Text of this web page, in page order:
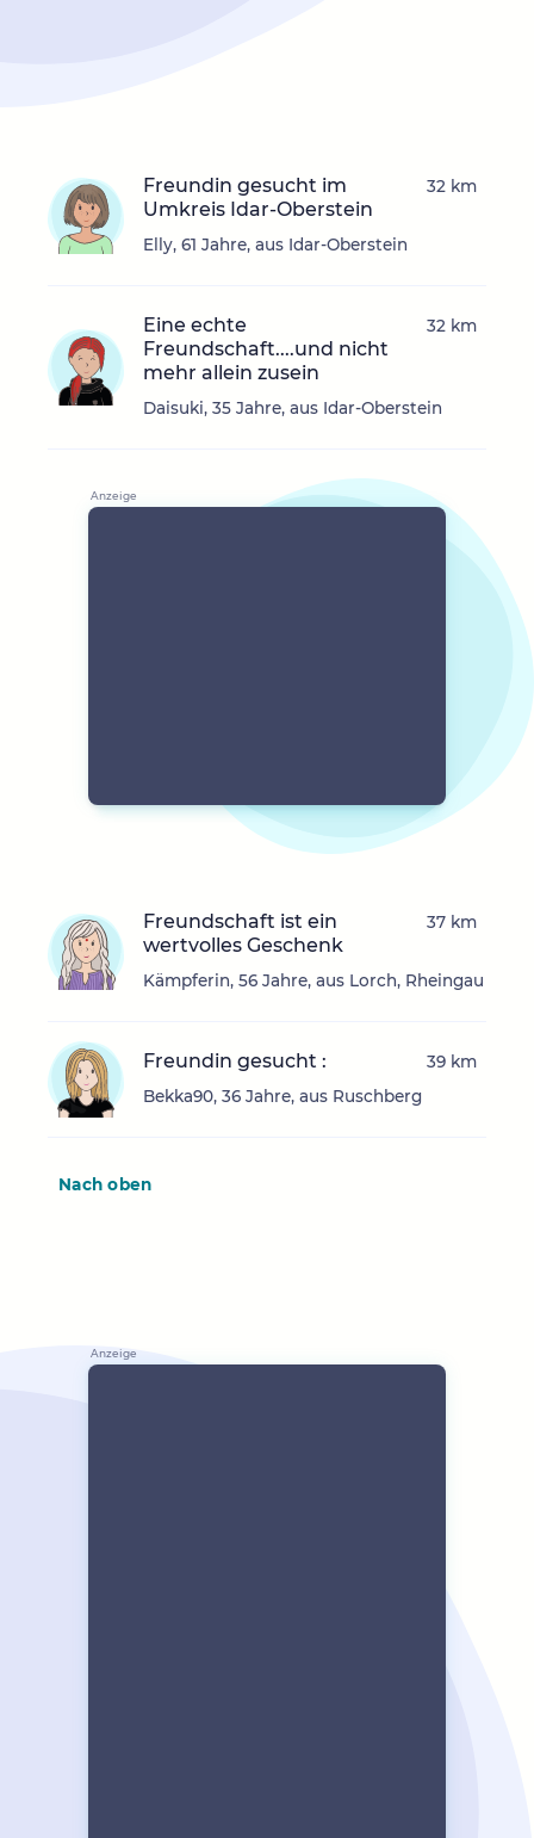
Freundin gesucht im
Umkreis Idar-Oberstein
Elly, 61 Jahre, aus Idar-Oberstein
32 km
Eine echte
Freundschaft....und nicht
mehr allein zusein
Daisuki, 35 Jahre, aus Idar-Oberstein
32 km
Freundschaft ist ein
wertvolles Geschenk
Kämpferin, 56 Jahre, aus Lorch, Rheingau
37 km
Freundin gesucht :
Bekka90, 36 Jahre, aus Ruschberg
39 km
Nach oben